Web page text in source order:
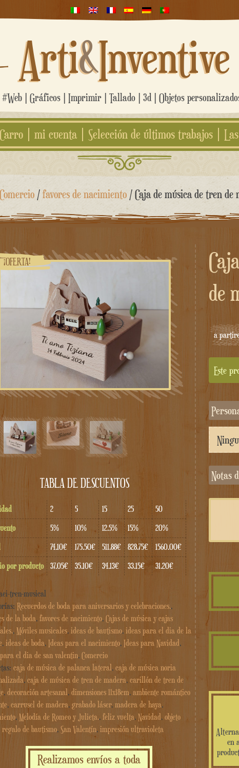
Arti&Inventive
#Web | Gráficos | Imprimir | Tallado | 3d | Objetos
Carro mi cuenta Selección de últimos trabajos
Comercio/favores de nacimiento/ Caja de música de tren de
¡OFERTA!
TABLA DE DESCUENTOS
2 5 15 25
50
5% 10% 12.5% 15%
20%
74.10€ 175.50€ 511.88€ 828.75€
1560.00€
por producto
37.05€ 35.10€ 34.13€ 33.15€ 31.20€
tren-musical
Recuerdos de boda para aniversarios y celebraciones.,
de la boda, favores de nacimiento, Cajas de música y cajas
, Móviles musicales, ideas de bautismo, ideas para el dia de la
, ideas de boda, Ideas para el nacimiento, Ideas para Navidad,
el dia de san valentin, Comercio
caja de música de palanca lateral, caja de música noria
, caja de música de tren de madera, carillón de tren de
, decoración artesanal, dimensiones 11x18cm, ambiente romántico
, carrusel de madera, grabado láser, madera de haya,
, Melodía de Romeo y Julieta., feliz vuelta, Navidad, objeto
regalo de bautismo, San Valentín, impresión ultravioleta
Realizamos envíos a toda
Caja de música de tren
de
a
Este
en